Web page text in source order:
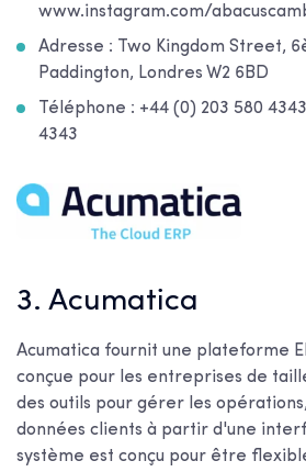
www.instagram.com/
Adresse : Two Kingdom Street,
Paddington, Londres W2 6BD
Téléphone : +44 (0) 203 580
4343
3. Acumatica
Acumatica fournit une plateforme
conçue pour les entreprises de
des outils pour gérer les
données clients à partir d'une
système est conçu pour être